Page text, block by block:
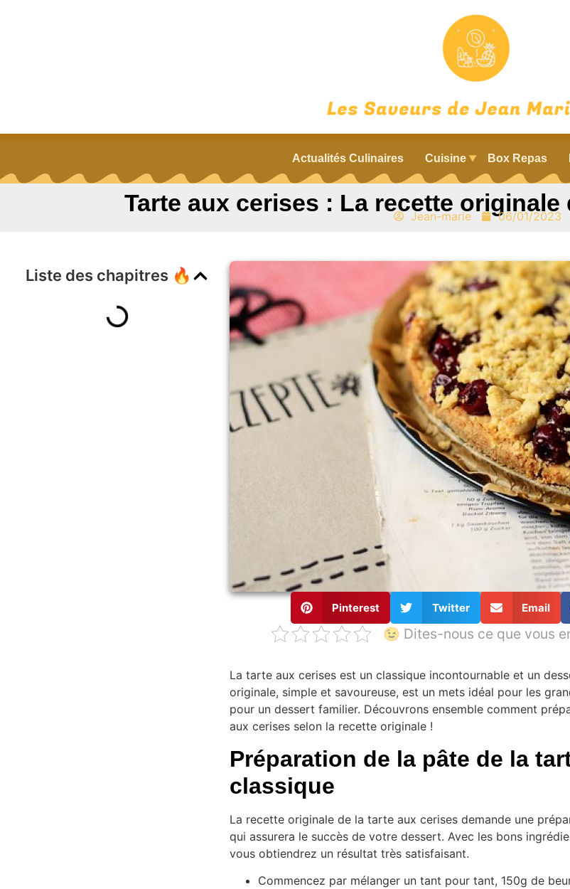
Actualités Culinaires Cuisine Box Repas
Tarte aux cerises : La recette originale
Jean-marie 06/01/2023
Liste des chapitres 🔥
Pinterest Twitter Email
😉 Dites-nous ce que vous
La tarte aux cerises est un classique incontournable et un
originale, simple et savoureuse, est un mets idéal pour les
pour un dessert familier. Découvrons ensemble comment
aux cerises selon la recette originale !
Préparation de la pâte de la
classique
La recette originale de la tarte aux cerises demande une
qui assurera le succès de votre dessert. Avec les bons
vous obtiendrez un résultat très satisfaisant.
Commencez par mélanger un tant pour tant, 150g de